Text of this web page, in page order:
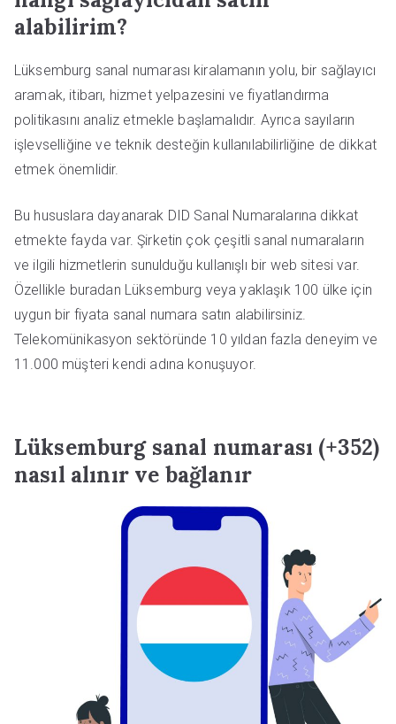
alabilirim?
Lüksemburg sanal numarası kiralamanın yolu, bir sağlayıcı
aramak, itibarı, hizmet yelpazesini ve fiyatlandırma
politikasını analiz etmekle başlamalıdır. Ayrıca sayıların
işlevselliğine ve teknik desteğin kullanılabilirliğine de dikkat
etmek önemlidir.
Bu hususlara dayanarak DID Sanal Numaralarına dikkat
etmekte fayda var. Şirketin çok çeşitli sanal numaraların
ve ilgili hizmetlerin sunulduğu kullanışlı bir web sitesi var.
Özellikle buradan Lüksemburg veya yaklaşık 100 ülke için
uygun bir fiyata sanal numara satın alabilirsiniz.
Telekomünikasyon sektöründe 10 yıldan fazla deneyim ve
11.000 müşteri kendi adına konuşuyor.
Lüksemburg sanal numarası (+352)
nasıl alınır ve bağlanır